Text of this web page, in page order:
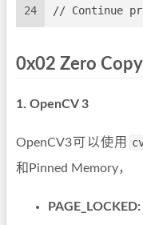
24 // Continue
0x02 Zero
1. OpenCV 3
OpenCV3可以使用
和Pinned Memory，
PAGE_LOCKED: